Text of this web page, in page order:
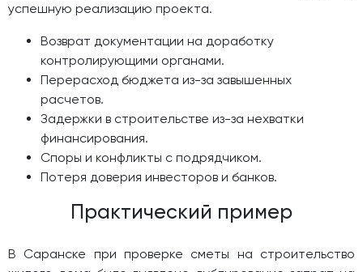
успешную реализацию проекта.
Возврат документации на доработку
контролирующими органами.
Перерасход бюджета из-за завышенных
расчетов.
Задержки в строительстве из-за нехватки
финансирования.
Споры и конфликты с подрядчиком.
Потеря доверия инвесторов и банков.
Практический пример
В Саранске при проверке сметы на строительство